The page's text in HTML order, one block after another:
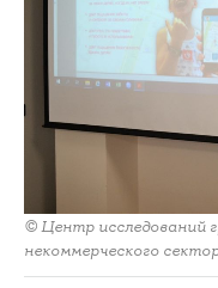
© Центр исследований
некоммерческого